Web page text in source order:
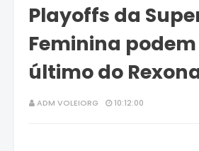
Playoffs da
Feminina podem
último do
ADM VOLEIORG 10:12:00